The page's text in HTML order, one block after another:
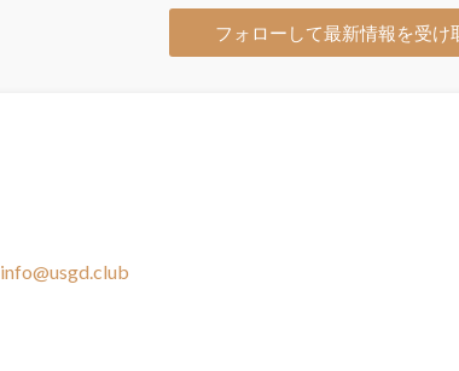
フォローして最新情報を受け
info@usgd.club